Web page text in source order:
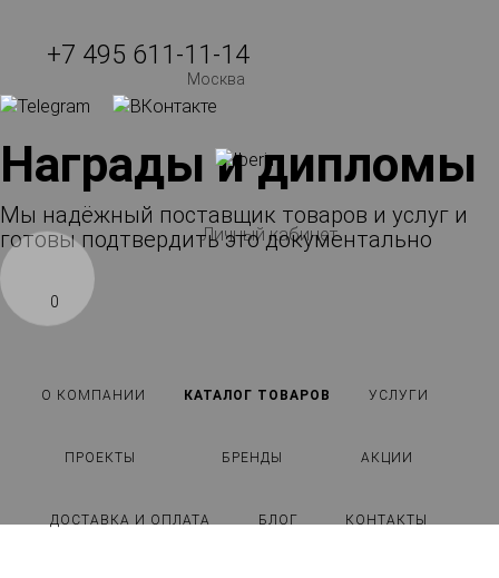
+7 495 611-11-14
Москва
Личный кабинет
0
О КОМПАНИИ КАТАЛОГ ТОВАРОВ УСЛУГИ
ПРОЕКТЫ БРЕНДЫ АКЦИИ
ДОСТАВКА И ОПЛАТА БЛОГ КОНТАКТЫ
Награды и дипломы
Мы надёжный поставщик товаров и услуг и
готовы подтвердить это документально